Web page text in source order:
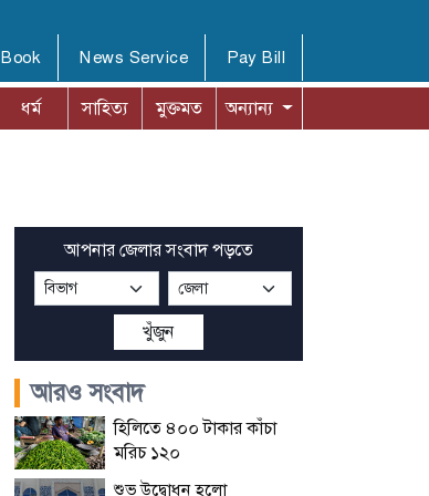
Book News Service Pay Bill
ধর্ম সাহিত্য মুক্তমত অন্যান্য
আপনার জেলার সংবাদ পড়তে
খুঁজুন
আরও সংবাদ
হিলিতে ৪০০ টাকার কাঁচা
মরিচ ১২০
শুভ উদ্বোধন হলো